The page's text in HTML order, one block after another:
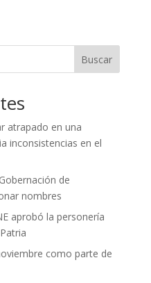
Buscar
atrapado en una
inconsistencias en el
de
nombres
aprobó la personería
como parte de